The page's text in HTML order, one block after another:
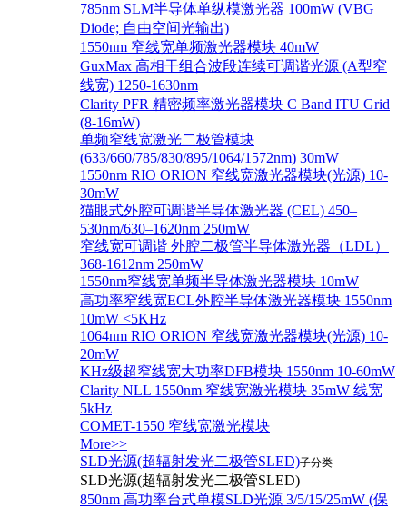
785nm SLM半导体单纵模激光器 100mW (VBG
Diode; 自由空间光输出)
1550nm 窄线宽单频激光器模块 40mW
GuxMax 高相干组合波段连续可调谐光源 (A型窄
线宽) 1250-1630nm
Clarity PFR 精密频率激光器模块 C Band ITU Grid
(8-16mW)
单频窄线宽激光二极管模块
(633/660/785/830/895/1064/1572nm) 30mW
1550nm RIO ORION 窄线宽激光器模块(光源) 10-
30mW
猫眼式外腔可调谐半导体激光器 (CEL) 450–
530nm/630–1620nm 250mW
窄线宽可调谐 外腔二极管半导体激光器（LDL）
368-1612nm 250mW
1550nm窄线宽单频半导体激光器模块 10mW
高功率窄线宽ECL外腔半导体激光器模块 1550nm
10mW <5KHz
1064nm RIO ORION 窄线宽激光器模块(光源) 10-
20mW
KHz级超窄线宽大功率DFB模块 1550nm 10-60mW
Clarity NLL 1550nm 窄线宽激光模块 35mW 线宽
5kHz
COMET-1550 窄线宽激光模块
More>>
SLD光源(超辐射发光二极管SLED)子分类
SLD光源(超辐射发光二极管SLED)
850nm 高功率台式单模SLD光源 3/5/15/25mW (保